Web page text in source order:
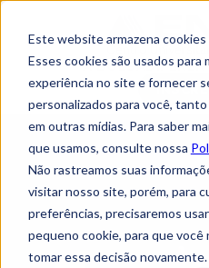
Este website armazena
Esses cookies são usados ​​para
experiência no site e fornecer
personalizados para você,
em outras mídias. Para saber
que usamos, consulte nossa
Não rastreamos suas
visitar nosso site, porém, para
preferências, precisaremos
pequeno cookie, para que você
tomar essa decisão novamente.
A BOLSA